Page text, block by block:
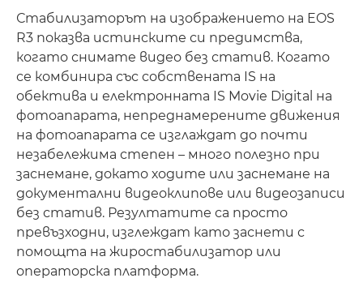
Стабилизаторът на изображението на EOS
R3 показва истинските си предимства,
когато снимате видео без статив. Когато
се комбинира със собствената IS на
обектива и електронната IS Movie Digital на
фотоапарата, непреднамерените движения
на фотоапарата се изглаждат до почти
незабележима степен – много полезно при
заснемане, докато ходите или заснемане на
документални видеоклипове или видеозаписи
без статив. Резултатите са просто
превъзходни, изглеждат като заснети с
помощта на жиростабилизатор или
операторска платформа.